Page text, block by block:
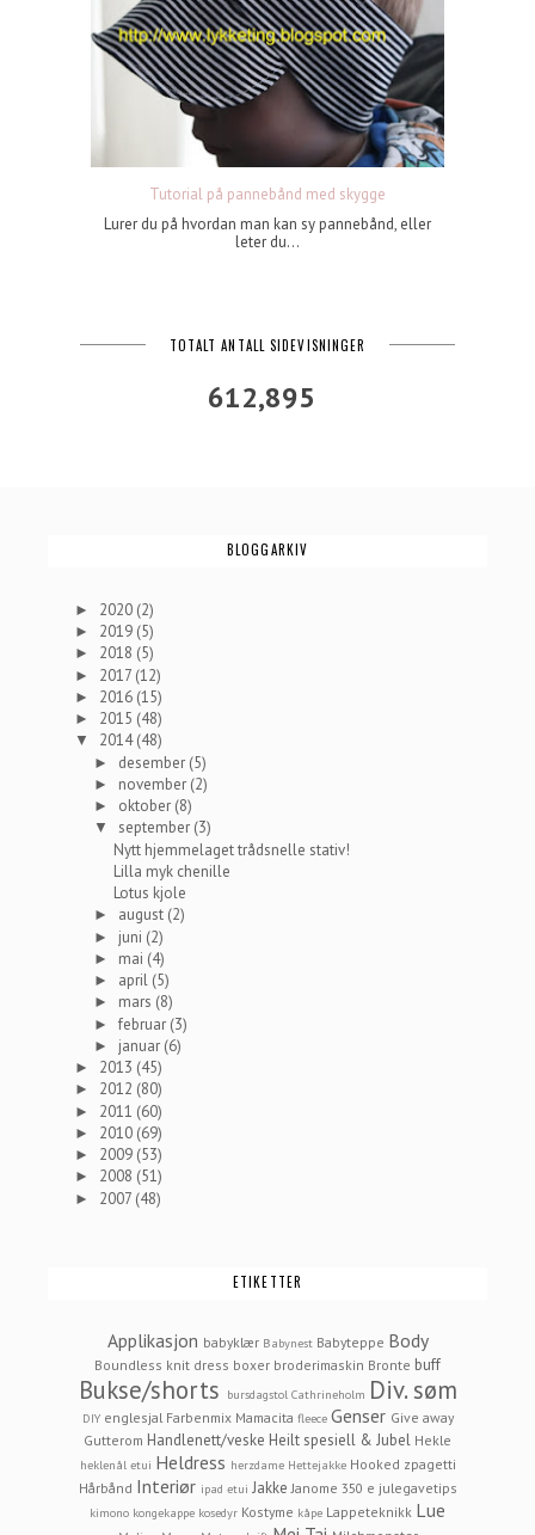
Tutorial på pannebånd med skygge
Lurer du på hvordan man kan sy pannebånd, eller
leter du...
TOTALT ANTALL SIDEVISNINGER
612,895
BLOGGARKIV
► 2020 (2)
► 2019 (5)
► 2018 (5)
► 2017 (12)
► 2016 (15)
► 2015 (48)
▼ 2014(48)
► desember (5)
► november (2)
► oktober (8)
▼september (3)
Nytt hjemmelaget trådsnelle stativ!
Lilla myk chenille
Lotus kjole
► august (2)
► juni (2)
► mai (4)
► april (5)
► mars (8)
►februar (3)
► januar (6)
► 2013 (45)
► 2012 (80)
► 2011 (60)
► 2010 (69)
► 2009 (53)
► 2008 (51)
► 2007 (48)
ETIKETTER
Applikasjon babyklær Babynest Babyteppe Body
Boundless knit dress boxer broderimaskin Bronte buff
Bukse/shorts bursdagstol Cathrineholm Div. søm
DIY englesjal Farbenmix Mamacita fleece Genser Give away
Gutterom Handlenett/veske Heilt spesiell & Jubel Hekle
heklenål etui Heldress herzdame Hettejakke Hooked zpagetti
Hårbånd Interiør ipad etui Jakke Janome 350 e julegavetips
kimono kongekappe kosedyr Kostyme kåpe Lappeteknikk Lue